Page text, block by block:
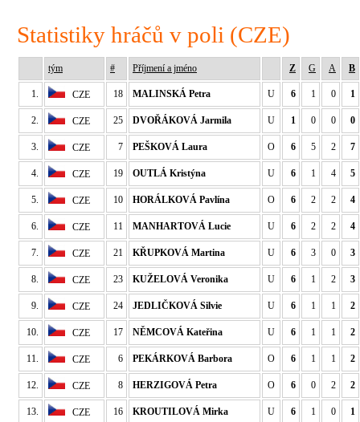
Statistiky hráčů v poli (CZE)
tým # Příjmení a jméno Z G A B
1. CZE 18 MALINSKÁ Petra U 6 1 0 1
2. CZE 25 DVOŘÁKOVÁ Jarmila U 1 0 0 0
3. CZE 7 PEŠKOVÁ Laura O 6 5 2 7
4. CZE 19 OUTLÁ Kristýna U 6 1 4 5
5. CZE 10 HORÁLKOVÁ Pavlína O 6 2 2 4
6. CZE 11 MANHARTOVÁ Lucie U 6 2 2 4
7. CZE 21 KŘUPKOVÁ Martina U 6 3 0 3
8. CZE 23 KUŽELOVÁ Veronika U 6 1 2 3
9. CZE 24 JEDLIČKOVÁ Silvie U 6 1 1 2
10. CZE 17 NĚMCOVÁ Kateřina U 6 1 1 2
11. CZE 6 PEKÁRKOVÁ Barbora O 6 1 1 2
12. CZE 8 HERZIGOVÁ Petra O 6 0 2 2
13. CZE 16 KROUTILOVÁ Mirka U 6 1 0 1